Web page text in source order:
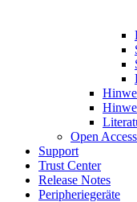
Open
Support
Trust Center
Release Notes
Peripheriegeräte